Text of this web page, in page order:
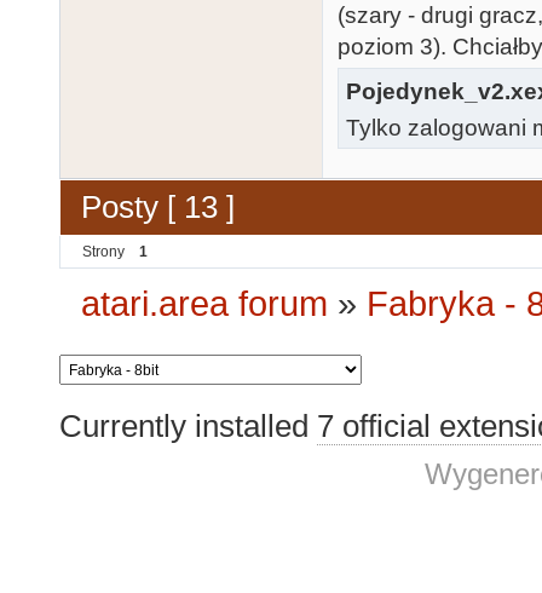
(szary - drugi
poziom 3).
Tylko zalogowani
Posty [ 13 ]
Strony 1
atari.area forum » Fabryka -
Currently installed 7 official